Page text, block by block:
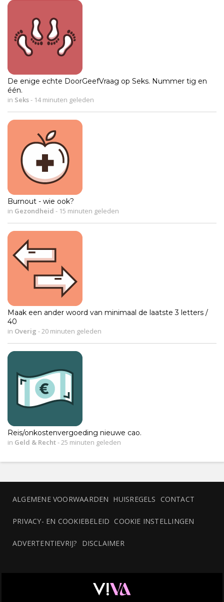
De enige echte DoorGeefVraag op Seks. Nummer tig en
één.
in Seks- 14 minuten geleden
Burnout - wie ook?
in Gezondheid - 15 minuten geleden
Maak een ander woord van minimaal de laatste 3 letters /
40
in Overig - 20 minuten geleden
Reis/onkostenvergoeding nieuwe cao.
in Geld & Recht- 25 minuten geleden
ALGEMENE VOORWAARDEN HUISREGELS CONTACT
PRIVACY- EN COOKIEBELEID COOKIE INSTELLINGEN
ADVERTENTIEVRIJ? DISCLAIMER